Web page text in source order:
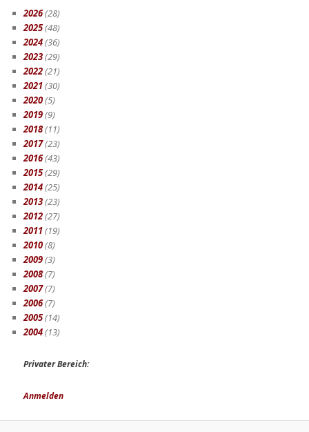
2026(28)
2025(48)
2024(36)
2023(29)
2022(21)
2021(30)
2020(5)
2019(9)
2018(11)
2017(23)
2016(43)
2015(29)
2014(25)
2013(23)
2012(27)
2011(19)
2010(8)
2009(3)
2008(7)
2007(7)
2006(7)
2005(14)
2004(13)
Privater Bereich:
Anmelden